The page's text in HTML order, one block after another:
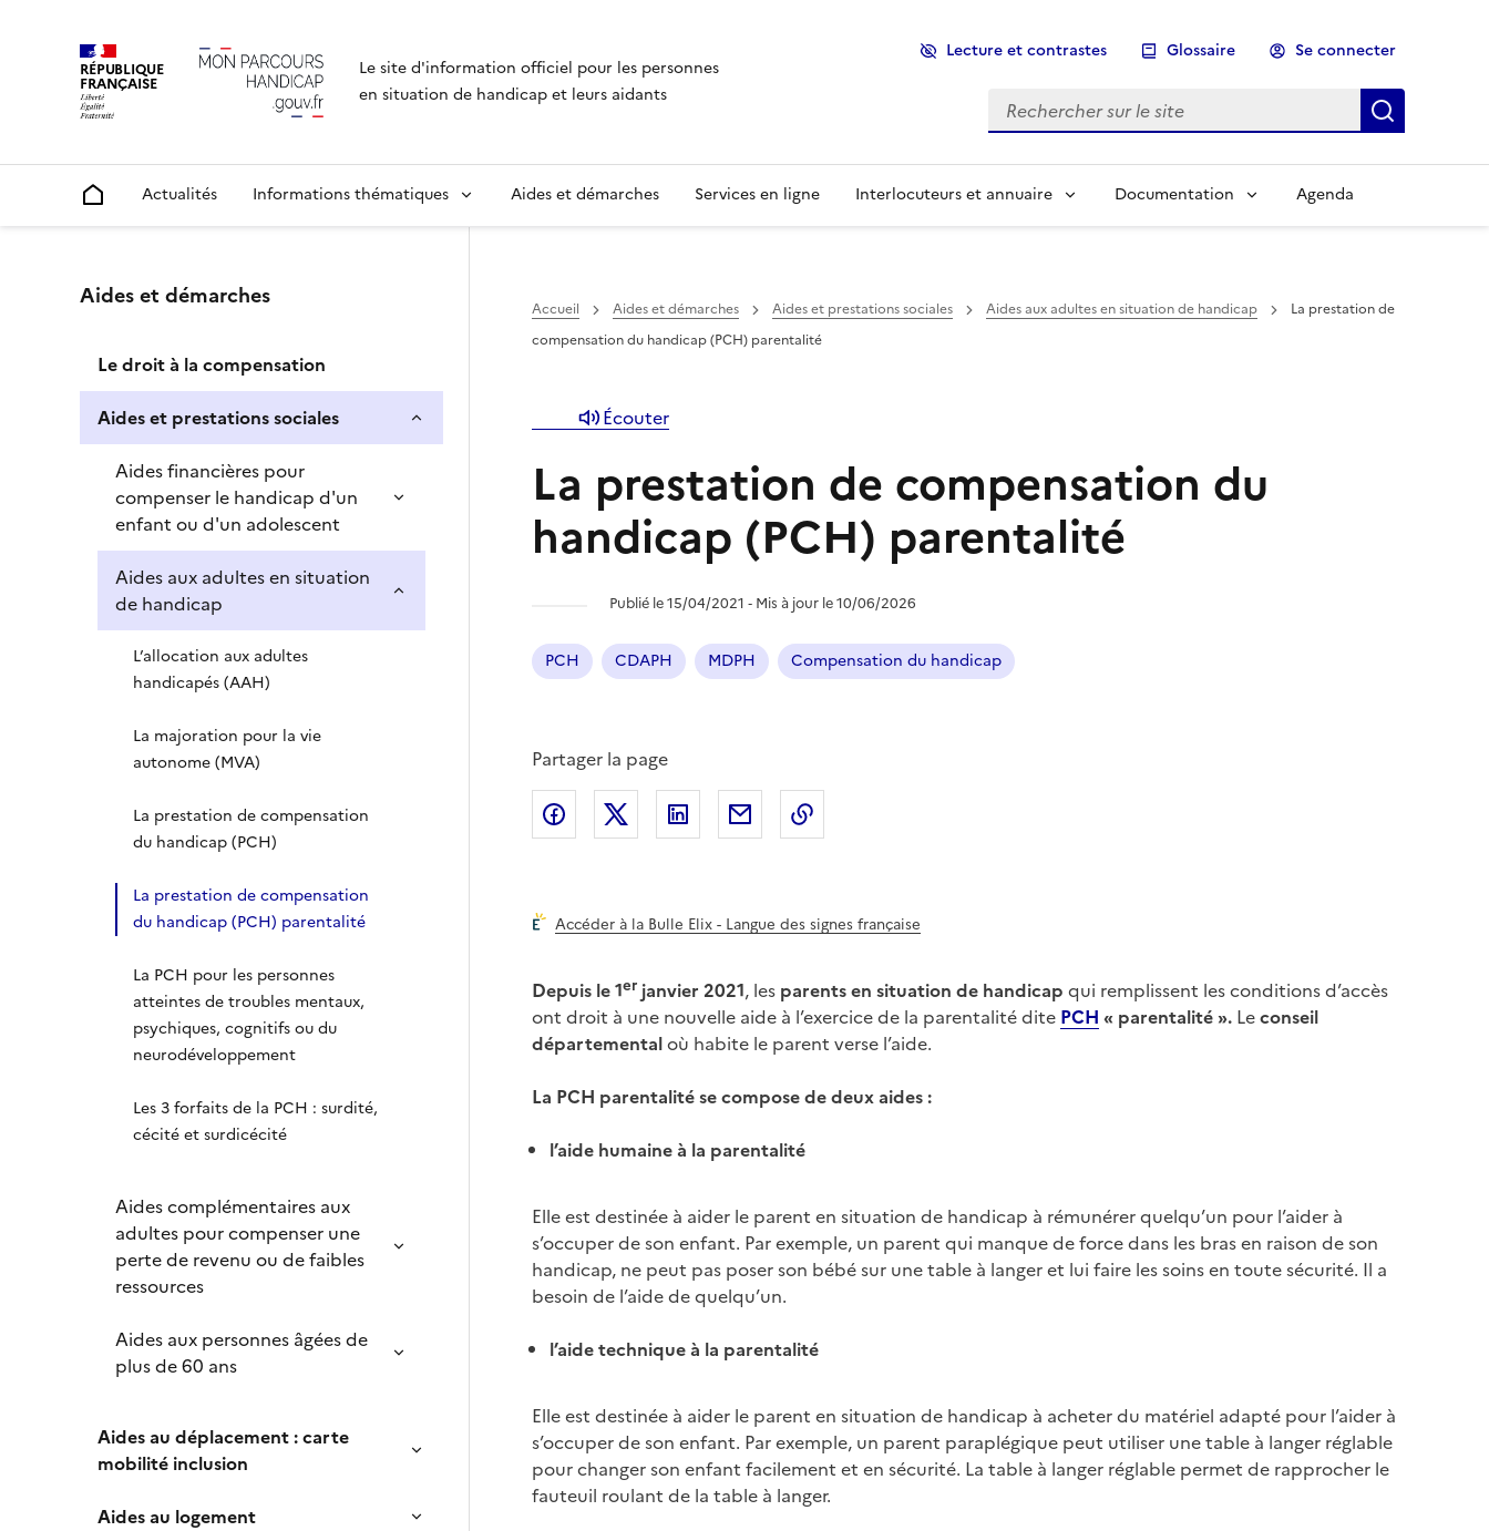
RÉPUBLIQUE
FRANÇAISE
Le site d'information officiel pour les personnes
en situation de handicap et leurs aidants
Lecture et contrastes Glossaire Se connecter
Rechercher sur le site
Accueil Actualités Informations thématiques Aides et démarches Services en ligne Interlocuteurs et annuaire Documentation Agenda
Un menu de navigation vous permettant de naviguer dans la rubrique est affichée ci-dessous, vous pouvez aussi accéder directement au contenu principal en
Aides et démarches
Le droit à la compensation
Aides et prestations sociales
Aides financières pour
compenser le handicap d'un
enfant ou d'un adolescent
Aides aux adultes en situation
de handicap
L’allocation aux adultes
handicapés (AAH)
La majoration pour la vie
autonome (MVA)
La prestation de compensation
du handicap (PCH)
La prestation de compensation
du handicap (PCH) parentalité
La PCH pour les personnes
atteintes de troubles mentaux,
psychiques, cognitifs ou du
neurodéveloppement
Les 3 forfaits de la PCH : surdité,
cécité et surdicécité
Aides complémentaires aux
adultes pour compenser une
perte de revenu ou de faibles
ressources
Aides aux personnes âgées de
plus de 60 ans
Aides au déplacement : carte
mobilité inclusion
Aides au logement
Accueil Aides et démarches Aides et prestations sociales Aides aux adultes en situation de handicap
La prestation de
compensation du handicap (PCH) parentalité
Écouter
La prestation de compensation du
handicap (PCH) parentalité
Publié le 15/04/2021 ‐ Mis à jour le 10/06/2026
PCH CDAPH MDPH Compensation du handicap
Partager la page
Partager l'article surFacebook
Partager l'article sur X (anciennement
Partager l'article sur
Partager l'article par courriel
Accéder à la Bulle Elix - Langue des signes française
Depuis le 1er janvier 2021, les parents en situation de handicap qui remplissent les conditions d’accès
ont droit à une nouvelle aide à l’exercice de la parentalité dite PCH « parentalité ». Leconseil
départementaloù habite le parent verse l’aide.
La PCH parentalité se compose de deux aides :
l’aide humaine à la parentalité
Elle est destinée à aider le parent en situation de handicap à rémunérer quelqu’un pour l’aider à
s’occuper de son enfant. Par exemple, un parent qui manque de force dans les bras en raison de son
handicap, ne peut pas poser son bébé sur une table à langer et lui faire les soins en toute sécurité. Il a
besoin de l’aide de quelqu’un.
l’aide technique à la parentalité
Elle est destinée à aider le parent en situation de handicap à acheterdu matériel adapté pour l’aider à
s’occuper de son enfant. Par exemple, un parent paraplégique peut utiliser une table à langer réglable
pour changer son enfant facilement et en sécurité. La table à langer réglable permet de rapprocher le
fauteuil roulant de la table à langer.